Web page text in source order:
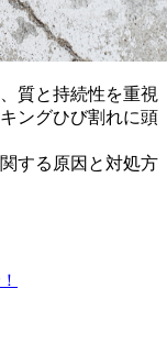
質と持続性を重視
ングひび割れに頭
する原因と対処方